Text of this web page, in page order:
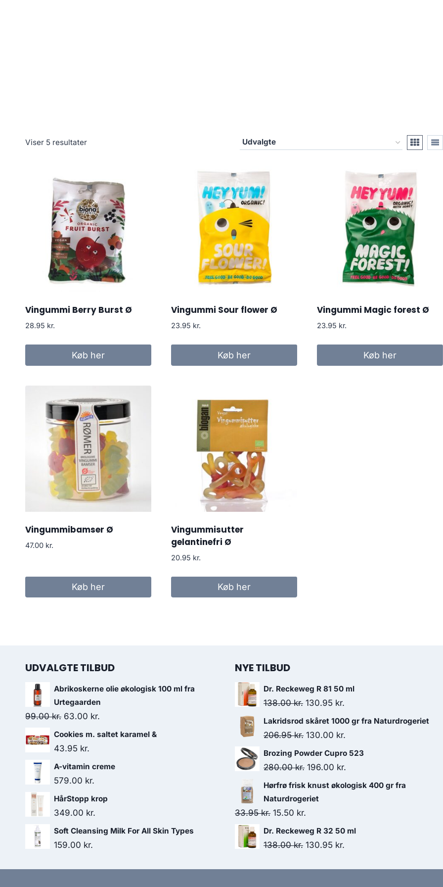
Viser 5 resultater
Vingummi Berry Burst Ø
28.95 kr.
Køb her
Vingummi Sour flower Ø
23.95 kr.
Køb her
Vingummi Magic forest Ø
23.95 kr.
Køb her
Vingummibamser Ø
47.00 kr.
Køb her
Vingummisutter
gelantinefri Ø
20.95 kr.
Køb her
UDVALGTE TILBUD
Abrikoskerne olie økologisk 100 ml fra
Urtegaarden
99.00kr. Den
oprindelige
pris
99.00 kr..
63.00 kr.
aktuelle
Cookies m. saltet karamel &
43.95 kr.
A-vitamin creme
579.00 kr.
HårStopp krop
349.00 kr.
Soft Cleansing Milk For All Skin Types
159.00 kr.
NYE TILBUD
Dr. Reckeweg R 81 50 ml
138.00kr. Den
oprindelige
pris
138.00 kr..
130.95 kr.
aktuelle
Lakridsrod skåret 1000 gr fra Naturdrogeriet
206.95kr. Den
oprindelige
pris
206.95 kr..
130.00 kr.
aktuelle
Brozing Powder Cupro 523
280.00kr. Den
oprindelige
pris
280.00 kr..
196.00 kr.
aktuelle
196.00 kr..
Hørfrø frisk knust økologisk 400 gr fra
Naturdrogeriet
33.95kr. Den
oprindelige
pris
33.95 kr..
15.50 kr.
aktuelle
pris
15.50 kr..
Dr. Reckeweg R 32 50 ml
138.00kr. Den
130.95 kr.